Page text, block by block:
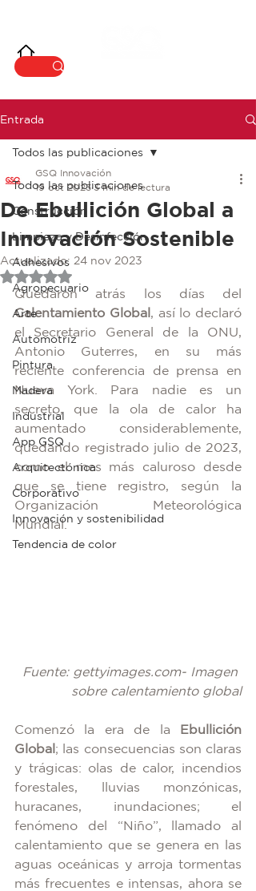
Entrada
Todos las publicaciones
Construcción
Limpieza y Desinfección
Adhesivos
Agropecuario
Arte
Automotriz
Pintura
Madera
Industrial
App GSQ
Arquitectónica
Corporativo
Innovación y sostenibilidad
Tendencia de color
Todos las publicaciones
De Ebullición Global a
Innovación Sostenible
GSQ Innovación
19 oct 2023 3 min de lectura
Actualizado: 24 nov 2023
Obtuvo NaN de 5 estrellas.
Calentamiento Global, así lo declaró
el Secretario General de la ONU,
Antonio Guterres, en su más
reciente conferencia de prensa en
Nueva York. Para nadie es un
secreto, que la ola de calor ha
aumentado considerablemente,
quedando registrado julio de 2023,
como el mes más caluroso desde
que se tiene registro, según la
Organización Meteorológica
Mundial.
Fuente: gettyimages.com- Imagen
sobre calentamiento global
Comenzó la era de la Ebullición
Global; las consecuencias son claras
y trágicas: olas de calor, incendios
forestales, lluvias monzónicas,
huracanes, inundaciones; el
fenómeno del “Niño”, llamado al
calentamiento que se genera en las
aguas oceánicas y arroja tormentas
más frecuentes e intensas, ahora se